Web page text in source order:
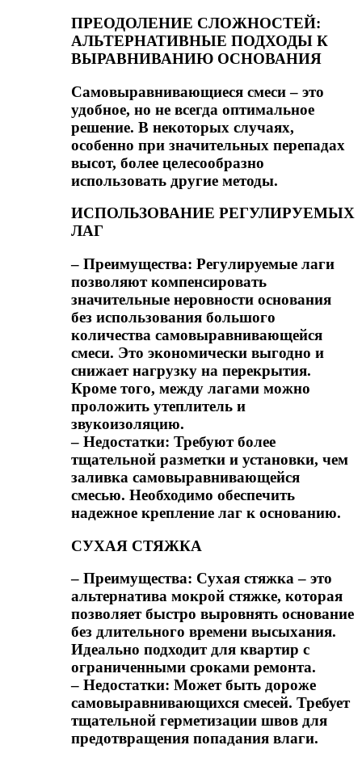
ПРЕОДОЛЕНИЕ СЛОЖНОСТЕЙ:
АЛЬТЕРНАТИВНЫЕ ПОДХОДЫ К
ВЫРАВНИВАНИЮ ОСНОВАНИЯ
Самовыравнивающиеся смеси – это
удобное, но не всегда оптимальное
решение. В некоторых случаях,
особенно при значительных перепадах
высот, более целесообразно
использовать другие методы.
ИСПОЛЬЗОВАНИЕ РЕГУЛИРУЕМЫХ
ЛАГ
– Преимущества: Регулируемые лаги
позволяют компенсировать
значительные неровности основания
без использования большого
количества самовыравнивающейся
смеси. Это экономически выгодно и
снижает нагрузку на перекрытия.
Кроме того, между лагами можно
проложить утеплитель и
звукоизоляцию.
– Недостатки: Требуют более
тщательной разметки и установки, чем
заливка самовыравнивающейся
смесью. Необходимо обеспечить
надежное крепление лаг к основанию.
СУХАЯ СТЯЖКА
– Преимущества: Сухая стяжка – это
альтернатива мокрой стяжке, которая
позволяет быстро выровнять основание
без длительного времени высыхания.
Идеально подходит для квартир с
ограниченными сроками ремонта.
– Недостатки: Может быть дороже
самовыравнивающихся смесей. Требует
тщательной герметизации швов для
предотвращения попадания влаги.